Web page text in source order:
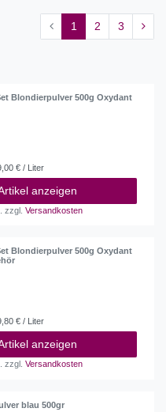
1 2 3
Blondierpulver 500g Oxydant
€ / Liter
anzeigen
zzgl.Versandkosten
Blondierpulver 500g Oxydant
€ / Liter
anzeigen
zzgl.Versandkosten
blau 500gr